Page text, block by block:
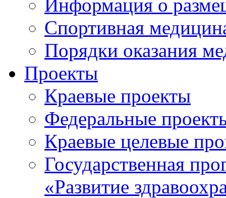
Информация о
Спортивная
Порядки оказания
Проекты
Краевые проекты
Федеральные
Краевые целевые
Государственная
«Развитие